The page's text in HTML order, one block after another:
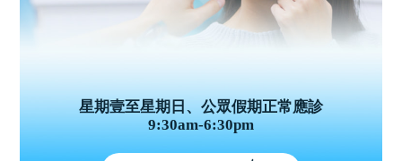
星期壹至星期日、公眾假期正常應診
9:30am-6:30pm